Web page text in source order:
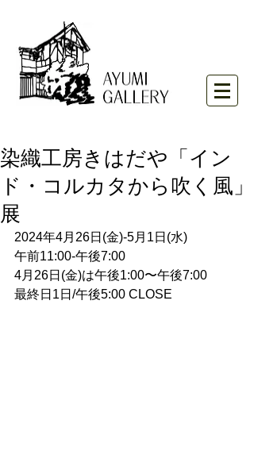
染織工房きはだや「イン
ド・コルカタから吹く風」
展
2024年4月26日(金)-5月1日(水)
午前11:00-午後7:00
4月26日(金)は午後1:00〜午後7:00
最終日1日/午後5:00 CLOSE